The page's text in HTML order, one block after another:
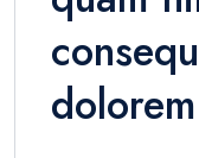
dolorem